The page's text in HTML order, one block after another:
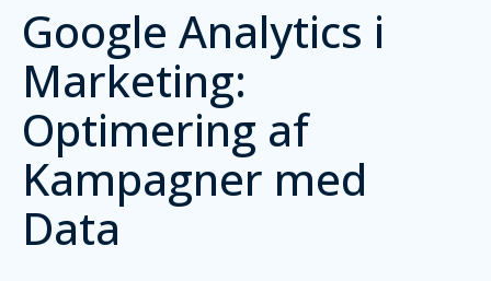
Google Analytics i
Marketing:
Optimering af
Kampagner med
Data